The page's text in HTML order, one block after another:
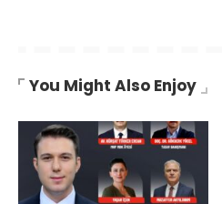
You Might Also Enjoy